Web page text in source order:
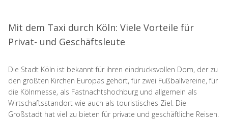
Mit dem Taxi durch Köln: Viele Vorteile für
Privat- und Geschäftsleute
Die Stadt Köln ist bekannt für ihren eindrucksvollen Dom, der zu
den größten Kirchen Europas gehört, für zwei Fußballvereine, für
die Kölnmesse, als Fastnachtshochburg und allgemein als
Wirtschaftsstandort wie auch als touristisches Ziel. Die
Großstadt hat viel zu bieten für private und geschäftliche Reisen.